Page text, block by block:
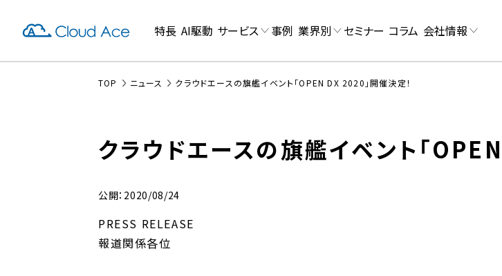
特長 AI駆動 サービス 事例 業界別 セミナー コラム 会社情報
TOP ニュース クラウドエースの旗艦イベント「OPEN DX 2020」開催決定！
クラウドエースの旗艦イベント「
公開：2020/08/24
PRESS RELEASE
報道関係各位